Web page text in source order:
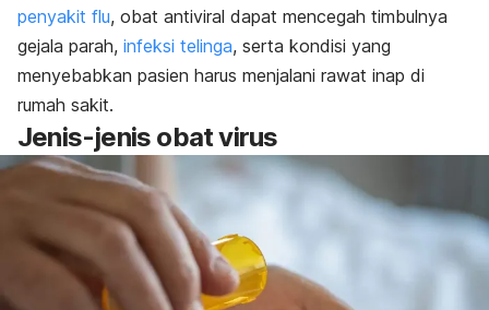
penyakit flu, obat antiviral dapat mencegah timbulnya
gejala parah, infeksi telinga, serta kondisi yang
menyebabkan pasien harus menjalani rawat inap di
rumah sakit.
Jenis-jenis obat virus